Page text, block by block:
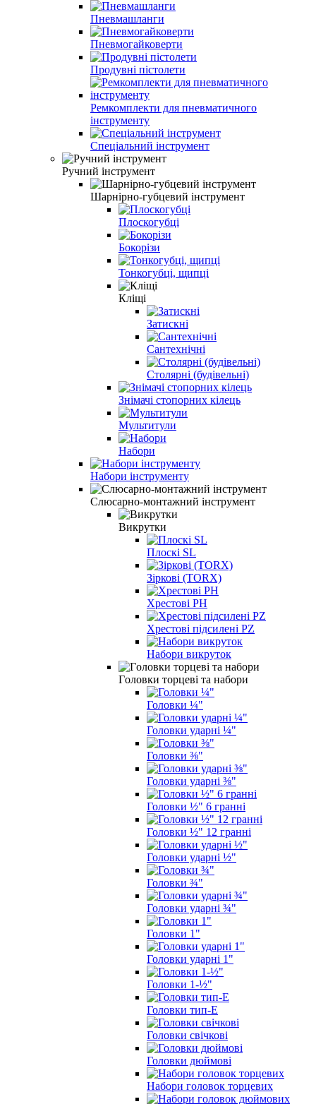
Пневмашланги
Пневмогайковерти
Продувні пістолети
Ремкомплекти для пневматичного
інструменту
Спеціальний інструмент
Ручний інструмент
Шарнірно-губцевий інструмент
Плоскогубці
Бокорізи
Тонкогубці, щипці
Кліщі
Затискні
Сантехнічні
Столярні (будівельні)
Знімачі стопорних кілець
Мультитули
Набори
Набори інструменту
Слюсарно-монтажний інструмент
Викрутки
Плоскі SL
Зіркові (TORX)
Хрестові PH
Хрестові підсилені PZ
Набори викруток
Гoлoвки тopцeві тa нaбopи
Головки ¼"
Головки ударні ¼"
Головки ⅜"
Головки ударні ⅜"
Головки ½" 6 гранні
Головки ½" 12 гранні
Головки ударні ½"
Головки ¾"
Головки ударні ¾"
Головки 1"
Головки ударні 1"
Головки 1-½"
Головки тип-Е
Головки свічкові
Головки дюймові
Набори головок торцевих